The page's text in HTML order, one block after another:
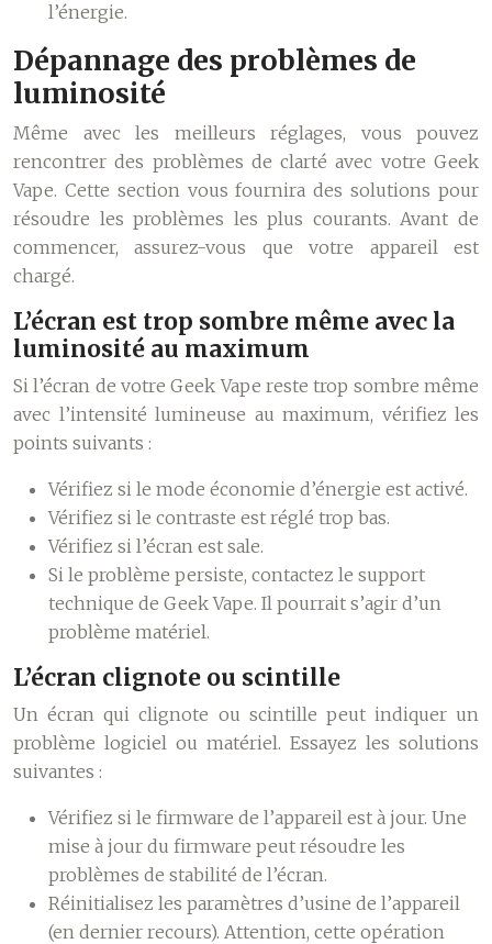
l’énergie.
Dépannage des problèmes de
luminosité
Même avec les meilleurs réglages, vous pouvez
rencontrer des problèmes de clarté avec votre Geek
Vape. Cette section vous fournira des solutions pour
résoudre les problèmes les plus courants. Avant de
commencer, assurez-vous que votre appareil est
chargé.
L’écran est trop sombre même avec la
luminosité au maximum
Si l’écran de votre Geek Vape reste trop sombre même
avec l’intensité lumineuse au maximum, vérifiez les
points suivants :
Vérifiez si le mode économie d’énergie est activé.
Vérifiez si le contraste est réglé trop bas.
Vérifiez si l’écran est sale.
Si le problème persiste, contactez le support
technique de Geek Vape. Il pourrait s’agir d’un
problème matériel.
L’écran clignote ou scintille
Un écran qui clignote ou scintille peut indiquer un
problème logiciel ou matériel. Essayez les solutions
suivantes :
Vérifiez si le firmware de l’appareil est à jour. Une
mise à jour du firmware peut résoudre les
problèmes de stabilité de l’écran.
Réinitialisez les paramètres d’usine de l’appareil
(en dernier recours). Attention, cette opération